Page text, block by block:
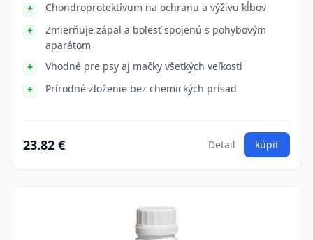
Chondroprotektívum na ochranu a výživu kĺbov
Zmierňuje zápal a bolesť spojenú s pohybovým
aparátom
Vhodné pre psy aj mačky všetkých veľkostí
Prírodné zloženie bez chemických prísad
23.82 € Detail kúpiť